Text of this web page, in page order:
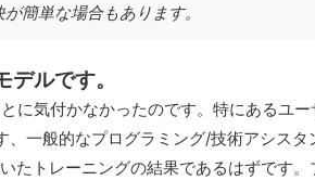
簡単な場合もあります。
ルです。
に気付かなかったのです。特にあるユ
一般的なプログラミング/技術アシスタ
トレーニングの結果であるはずです